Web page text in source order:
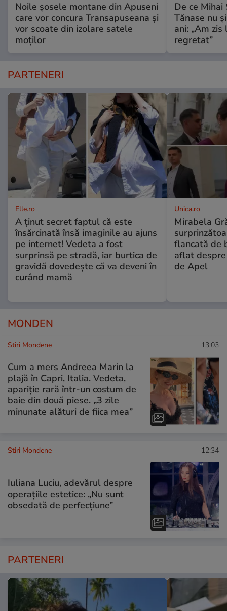
Noile șosele montane din Apuseni
care vor concura Transapuseana și
vor scoate din izolare satele
moților
De ce Mihai
Tănase nu
ani: „Am
regretat”
PARTENERI
Elle.ro
A ținut secret faptul că este
însărcinată însă imaginile au ajuns
pe internet! Vedeta a fost
surprinsă pe stradă, iar burtica de
gravidă dovedește că va deveni în
curând mamă
Unica.ro
Mirabela
flancată de
aflat
de Apel
MONDEN
Stiri Mondene 13:03
Cum a mers Andreea Marin la
plajă în Capri, Italia. Vedeta,
apariție rară într-un costum de
baie din două piese. „3 zile
minunate alături de fiica mea”
Stiri Mondene 12:34
Iuliana Luciu, adevărul despre
operațiile estetice: „Nu sunt
obsedată de perfecțiune”
PARTENERI